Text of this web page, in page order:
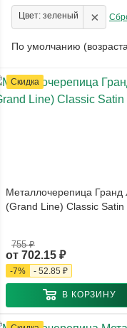
Цвет: зеленый ×
По умолчанию
Скидка
Металлочерепица Гранд
(Grand Line) Classic Satin
от 702.15 ₽
755 ₽
-7% - 52.85 ₽
В КОРЗИНУ